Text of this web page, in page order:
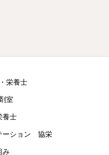
栄養士
室
養士
ーション 協栄
み